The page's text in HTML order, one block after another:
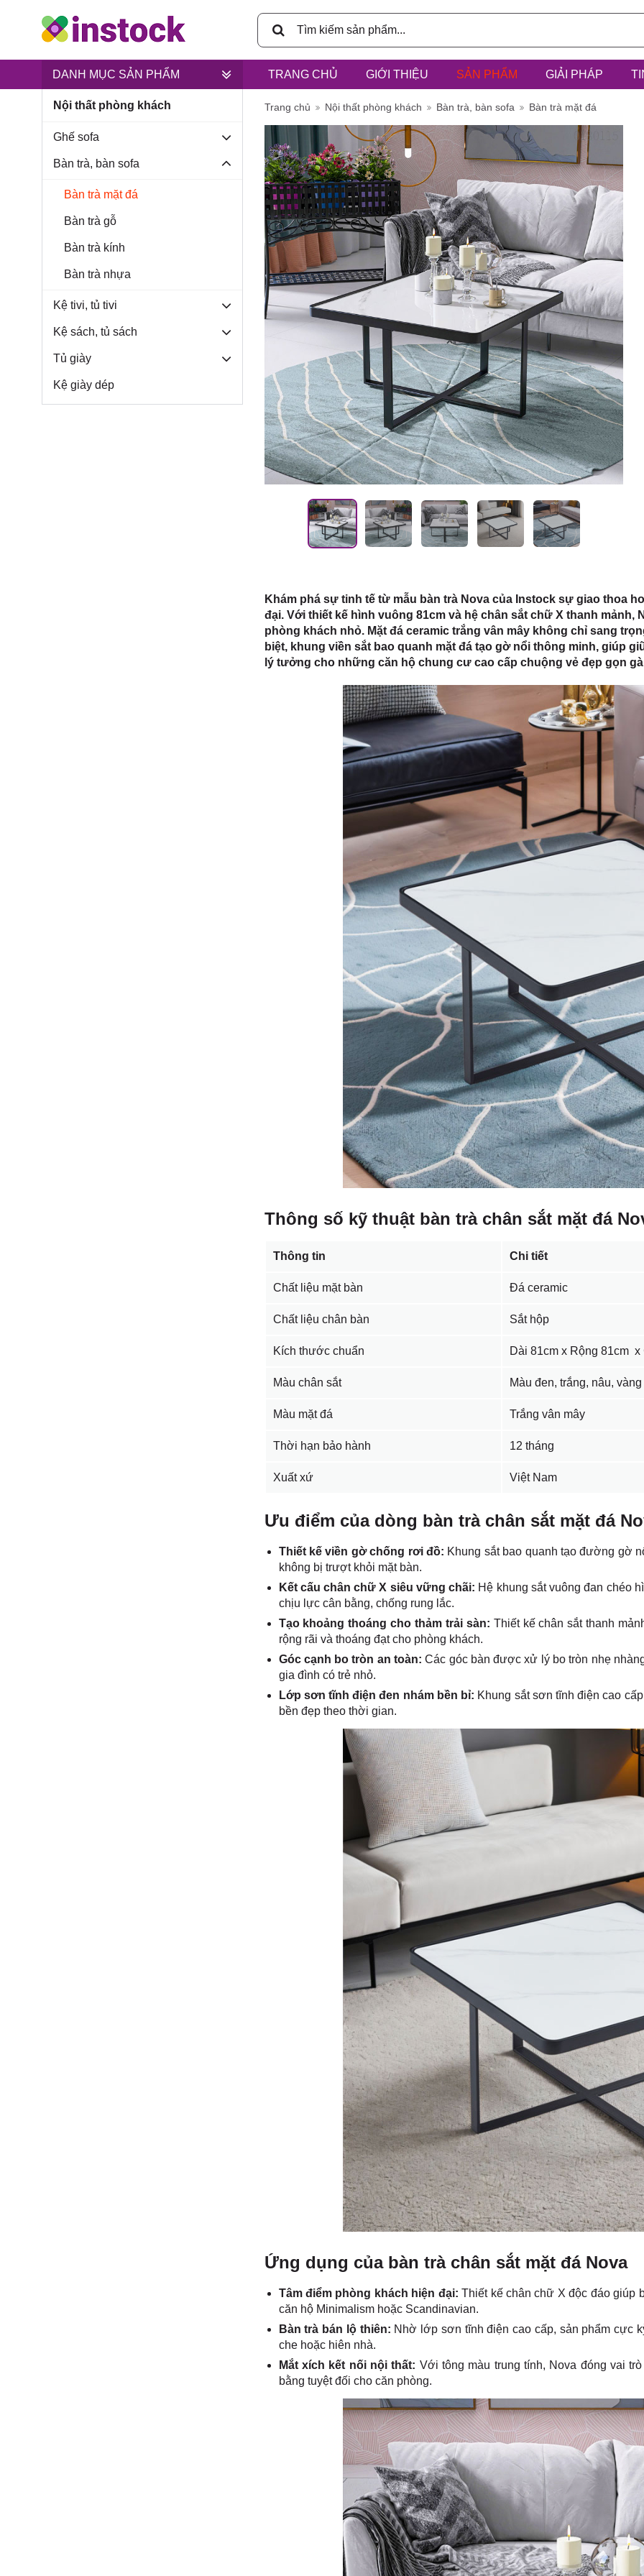
DANH MỤC SẢN PHẨM TRANG CHỦ GIỚI THIỆU SẢN PHẨM GIẢI PHÁP
Trụ sở chính: 3/
Lân, xã Bà Điểm,
Môn, TP. HCM
Nội thất phòng khách
Ghế sofa
Bàn trà, bàn sofa
Bàn trà mặt đá
Bàn trà gỗ
Bàn trà kính
Bàn trà nhựa
Kệ tivi, tủ tivi
Kệ sách, tủ sách
Tủ giày
Kệ giày dép
Trang chủ Nội thất phòng khách Bàn trà, bàn sofa Bàn trà mặt đá
Khám phá sự tinh tế từ mẫu bàn trà Nova của Instock sự giao thoa
đại. Với thiết kế hình vuông 81cm và hệ chân sắt chữ X thanh
phòng khách nhỏ. Mặt đá ceramic trắng vân mây không chỉ sang
biệt, khung viền sắt bao quanh mặt đá tạo gờ nổi thông minh, giúp
lý tưởng cho những căn hộ chung cư cao cấp chuộng vẻ đẹp gọn
Thông số kỹ thuật bàn trà chân sắt mặt đá
Thông tin Chi tiết
Chất liệu mặt bàn Đá ceramic
Chất liệu chân bàn Sắt hộp
Kích thước chuẩn Dài 81cm x Rộng 81cm x
Màu chân sắt Màu đen, trắng, nâu, vàng
Màu mặt đá Trắng vân mây
Thời hạn bảo hành 12 tháng
Xuất xứ Việt Nam
Ưu điểm của dòng bàn trà chân sắt mặt đá
Thiết kế viền gờ chống rơi đồ: Khung sắt bao quanh tạo đường gờ
không bị trượt khỏi mặt bàn.
Kết cấu chân chữ X siêu vững chãi: Hệ khung sắt vuông đan chéo
chịu lực cân bằng, chống rung lắc.
Tạo khoảng thoáng cho thảm trải sàn: Thiết kế chân sắt thanh
rộng rãi và thoáng đạt cho phòng khách.
Góc cạnh bo tròn an toàn: Các góc bàn được xử lý bo tròn nhẹ
gia đình có trẻ nhỏ.
Lớp sơn tĩnh điện đen nhám bền bỉ: Khung sắt sơn tĩnh điện cao
bền đẹp theo thời gian.
Ứng dụng của bàn trà chân sắt mặt đá Nova
Tâm điểm phòng khách hiện đại:Thiết kế chân chữ X độc đáo giúp
căn hộ Minimalism hoặc Scandinavian.
Bàn trà bán lộ thiên: Nhờ lớp sơn tĩnh điện cao cấp, sản phẩm cực
che hoặc hiên nhà.
Mắt xích kết nối nội thất: Với tông màu trung tính, Nova đóng vai
bằng tuyệt đối cho căn phòng.